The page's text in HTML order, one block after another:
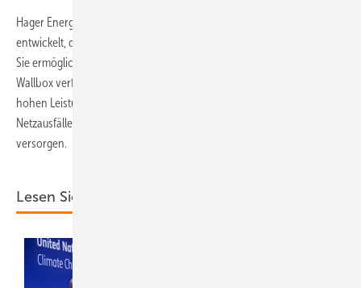
Hager Energy wiederum hat eine bidirektionale DC-Wallbox
entwickelt, die eine Lade- und Entladeleistung von elf Kilowatt bietet.
Sie ermöglicht das Laden direkt aus der Photovoltaikanlage. Denn die
Wallbox verfügt über einen integrierten Wechselrichter. Mit ihrer
hohen Leistung ist sie auch in der Lage, das Gebäude bei
Netzausfällen aus den Batterien des Elektroautos komplett zu
versorgen.
Lesen Sie auch: